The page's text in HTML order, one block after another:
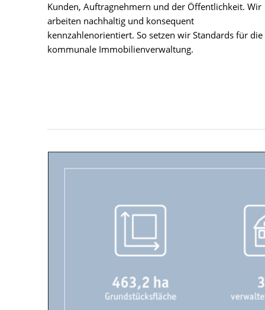
Kunden, Auftragnehmern und der Öffentlichkeit. Wir
arbeiten nachhaltig und konsequent
kennzahlenorientiert. So setzen wir Standards für die
kommunale Immobilienverwaltung.